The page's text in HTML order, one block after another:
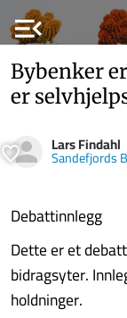
menu_open
Bybenker
er
Lars Findahl
Sandefjords
Debattinnlegg
Dette er et
bidragsyter.
holdninger.